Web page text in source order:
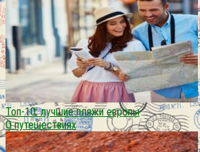
Топ-10: лучшие пляжи европы
О путешествиях